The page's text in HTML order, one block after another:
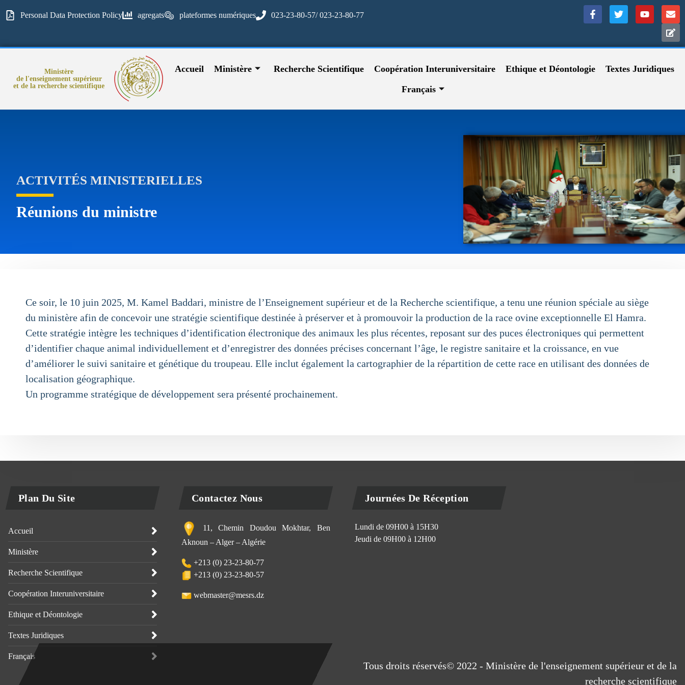
Personal Data Protection Policy agregats plateformes numériques 023-23-80-57/ 023-23-80-77
Ministère
de l'enseignement supérieur
et de la recherche scientifique
Accueil Ministère Recherche Scientifique Coopération Interuniversitaire Ethique et Déontologie
Textes Juridiques
Français
ACTIVITÉS MINISTERIELLES
Réunions du ministre
Ce soir, le 10 juin 2025, M. Kamel Baddari, ministre de l’Enseignement supérieur et de la Recherche scientifique, a tenu une réunion spéciale au siège
du ministère afin de concevoir une stratégie scientifique destinée à préserver et à promouvoir la production de la race ovine exceptionnelle El Hamra.
Cette stratégie intègre les techniques d’identification électronique des animaux les plus récentes, reposant sur des puces électroniques qui permettent
d’identifier chaque animal individuellement et d’enregistrer des données précises concernant l’âge, le registre sanitaire et la croissance, en vue
d’améliorer le suivi sanitaire et génétique du troupeau. Elle inclut également la cartographier de la répartition de cette race en utilisant des données de
localisation géographique.
Un programme stratégique de développement sera présenté prochainement.
Plan Du Site
Accueil
Ministère
Recherche Scientifique
Coopération Interuniversitaire
Ethique et Déontologie
Textes Juridiques
Français
Contactez Nous
11, Chemin Doudou Mokhtar, Ben
Aknoun – Alger – Algérie
+213 (0) 23-23-80-77
+213 (0) 23-23-80-57
webmaster@mesrs.dz
Journées De Réception
Lundi de 09H00 à 15H30
Jeudi de 09H00 à 12H00
Tous droits réservés© 2022 - Ministère de l'enseignement supérieur et de la
recherche scientifique